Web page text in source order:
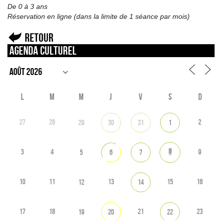
De 0 à 3 ans
Réservation en ligne (dans la limite de 1 séance par mois)
Retour
Agenda culturel
L M M J V S D
27 28 29 30 31 1 2
3 4 5 6 7 8 9
10 11 12 13 14 15 16
17 18 19 20 21 22 23